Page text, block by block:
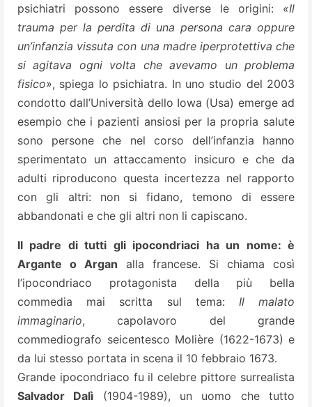
psichiatri possono essere diverse le origini: «Il
trauma per la perdita di una persona cara oppure
un’infanzia vissuta con una madre iperprotettiva che
si agitava ogni volta che avevamo un problema
fisico», spiega lo psichiatra. In uno studio del 2003
condotto dall’Università dello Iowa (Usa) emerge ad
esempio che i pazienti ansiosi per la propria salute
sono persone che nel corso dell’infanzia hanno
sperimentato un attaccamento insicuro e che da
adulti riproducono questa incertezza nel rapporto
con gli altri: non si fidano, temono di essere
abbandonati e che gli altri non li capiscano.
Il padre di tutti gli ipocondriaci ha un nome: è
Argante o Argan alla francese. Si chiama così
l’ipocondriaco protagonista della più bella
commedia mai scritta sul tema: Il malato
immaginario, capolavoro del grande
commediografo seicentesco Molière (1622-1673) e
da lui stesso portata in scena il 10 febbraio 1673.
Grande ipocondriaco fu il celebre pittore surrealista
Salvador Dalì (1904-1989), un uomo che tutto